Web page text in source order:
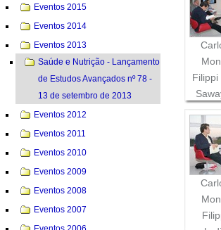
Filippi
Eventos 2015
Eventos 2014
Eventos 2013
Saúde e Nutrição - Lançamento
de Estudos Avançados nº 78 -
13 de setembro de 2013
Eventos 2012
Eventos 2011
Eventos 2010
Eventos 2009
Eventos 2008
Eventos 2007